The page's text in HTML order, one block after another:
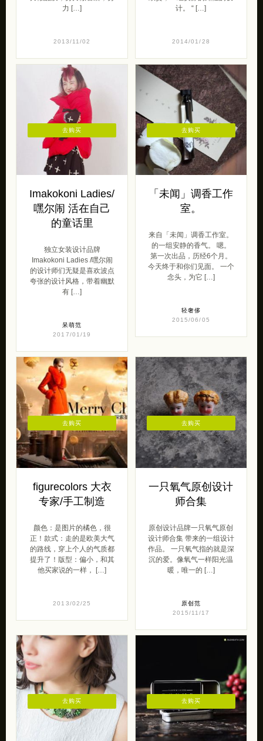
力 […]
2013/11/02
计。 “ […]
2014/01/28
Imakokoni Ladies/
嘿尔闹 活在自己
的童话里
独立女装设计品牌
Imakokoni Ladies /嘿尔闹
的设计师们无疑是喜欢波点
夸张的设计风格，带着幽默
有 […]
呆萌范
2017/01/19
去购买
「未闻」调香工作
室。
来自「未闻」调香工作室。
的一组安静的香气。 嗯。
第一次出品，历经6个月。
今天终于和你们见面。 一个
念头，为它 […]
轻奢侈
2015/06/05
去购买
figurecolors 大衣
专家/手工制造
颜色：是图片的橘色，很
正！款式：走的是欧美大气
的路线，穿上个人的气质都
提升了！版型：偏小，和其
他买家说的一样， […]
2013/02/25
去购买
一只氧气原创设计
师合集
原创设计品牌一只氧气原创
设计师合集 带来的一组设计
作品。 一只氧气指的就是深
沉的爱。像氧气一样阳光温
暖，唯一的 […]
原创范
2015/11/17
去购买
去购买 去购买